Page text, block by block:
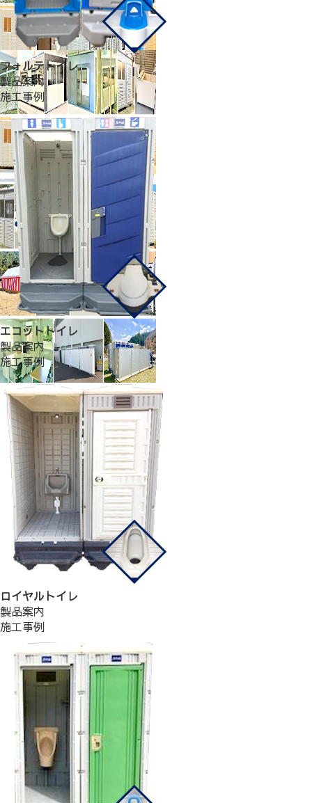
フォルテトイレ
製品案内
施工事例
エコットトイレ
製品案内
施工事例
ロイヤルトイレ
製品案内
施工事例